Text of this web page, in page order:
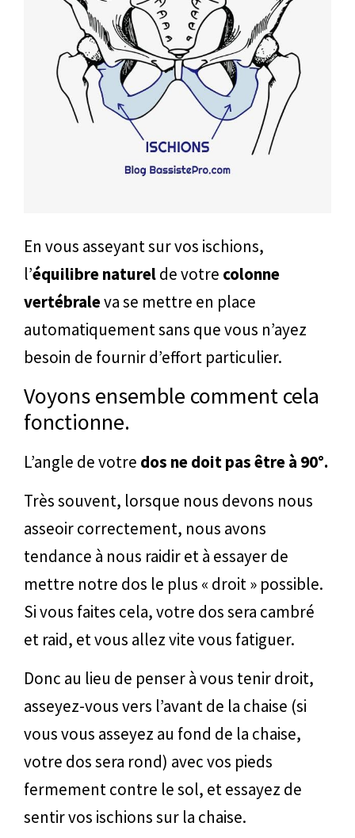
En vous asseyant sur vos ischions,
l’équilibre naturelde votre colonne
vertébraleva se mettre en place
automatiquement sans que vous n’ayez
besoin de fournir d’effort particulier.
Voyons ensemble comment cela
fonctionne.
L’angle de votre dos ne doit pas être à 90°.
Très souvent, lorsque nous devons nous
asseoir correctement, nous avons
tendance à nous raidir et à essayer de
mettre notre dos le plus « droit » possible.
Si vous faites cela, votre dos sera cambré
et raid, et vous allez vite vous fatiguer.
Donc au lieu de penser à vous tenir droit,
asseyez-vous vers l’avant de la chaise (si
vous vous asseyez au fond de la chaise,
votre dos sera rond) avec vos pieds
fermement contre le sol, et essayez de
sentir vos ischions sur la chaise.